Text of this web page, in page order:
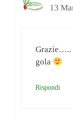
13
Grazie…..
gola
Rispondi